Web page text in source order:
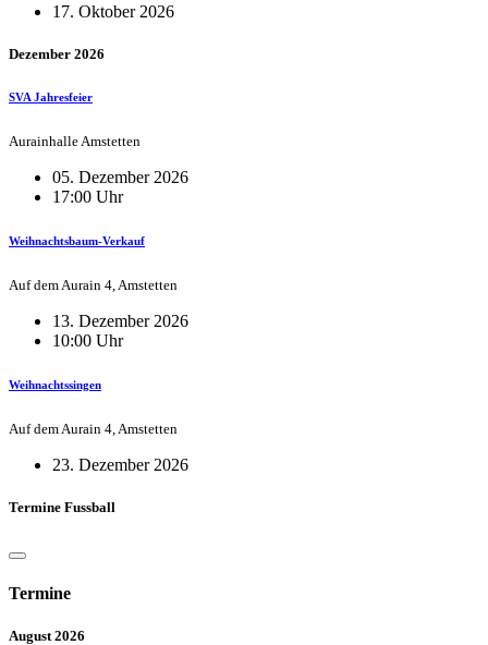
17. Oktober 2026
Dezember 2026
SVA Jahresfeier
Aurainhalle Amstetten
05. Dezember 2026
17:00 Uhr
Weihnachtsbaum-Verkauf
Auf dem Aurain 4, Amstetten
13. Dezember 2026
10:00 Uhr
Weihnachtssingen
Auf dem Aurain 4, Amstetten
23. Dezember 2026
Termine Fussball
Termine
August 2026